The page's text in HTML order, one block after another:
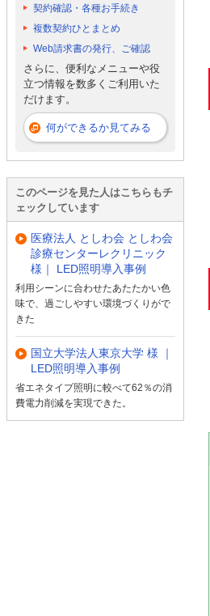
契約確認・各種お手続き
複数契約ひとまとめ
Web請求書の発行、ご確認
さらに、便利なメニューや役
立つ情報を数多くご利用いた
だけます。
何ができるか見てみる
このページを見た人はこちらもチ
ェックしています
医療法人 としわ会 としわ会
診療センターレクリニック
様｜ LED照明導入事例
利用シーンに合わせたあたたかい色
味で、過ごしやすい環境づくりがで
きた
国立大学法人東京大学 様 ｜
LED照明導入事例
省エネタイプ照明に較べて62％の消
費電力削減を実現できた。